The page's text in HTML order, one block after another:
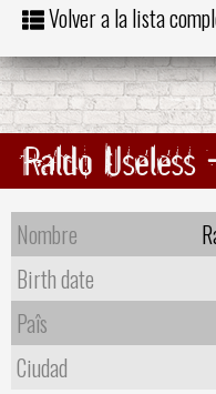
Volver a la lista
Raldo
Nombre
Birth date
Paîs
Ciudad